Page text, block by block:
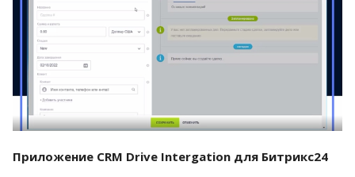
Смотреть проект
Приложение CRM Drive Intergation для Битрикс24